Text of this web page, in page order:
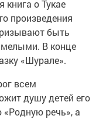
о Тукае
произведения
быть
В конце
«Шурале».
всем
душу детей его
«Родную речь», а